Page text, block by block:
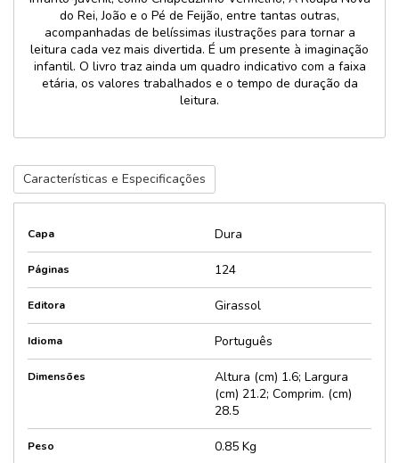
do Rei, João e o Pé de Feijão, entre tantas outras,
acompanhadas de belíssimas ilustrações para tornar a
leitura cada vez mais divertida. É um presente à imaginação
infantil. O livro traz ainda um quadro indicativo com a faixa
etária, os valores trabalhados e o tempo de duração da
leitura.
Características e Especificações
Capa Dura
Páginas 124
Editora Girassol
Idioma Português
Dimensões
Altura (cm) 1.6; Largura
(cm) 21.2; Comprim. (cm)
28.5
Peso 0.85 Kg